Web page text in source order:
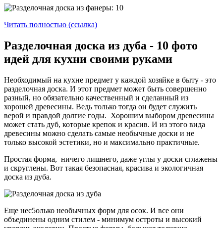
Читать полностью (ссылка)
Разделочная доска из дуба - 10 фото
идей для кухни своими руками
Необходимый на кухне предмет у каждой хозяйке в быту - это
разделочная доска. И этот предмет может быть совершенно
разный, но обязательно качественный и сделанный из
хорошей древесины. Ведь только тогда он будет служить
верой и правдой долгие годы. Хорошим выбором древесины
может стать дуб, которые крепок и красив. И из этого вида
древесины можно сделать самые необычные доски и не
только высокой эстетики, но и максимально практичные.
Простая форма, ничего лишнего, даже углы у доски сглажены
и скруглены. Вот такая безопасная, красива и экологичная
доска из дуба.
Еще нес5олько необычных форм для осок. И все они
объединены одним стилем - минимум остроты и высокий